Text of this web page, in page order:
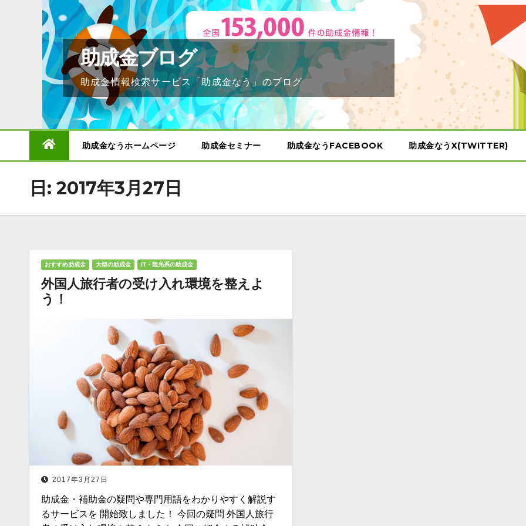
助成金ブログ
助成金情報検索サービス「助成金なう」のブログ
助成金なうホームページ 助成金セミナー 助成金なうFACEBOOK 助成金なうX(TWITTER)
日: 2017年3月27日
おすすめ助成金 大型の助成金 IT・観光系の助成金
外国人旅行者の受け入れ環境を整えよ
う！
2017年3月27日
助成金・補助金の疑問や専門用語をわかりやすく解説す
るサービスを 開始致しました！ 今回の疑問 外国人旅行